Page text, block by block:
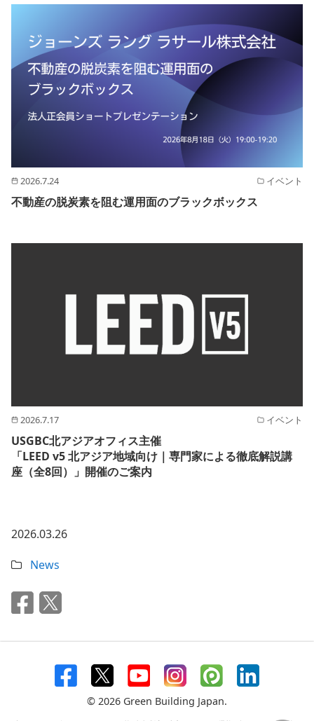
2026.7.24 イベント
不動産の脱炭素を阻む運用面のブラックボックス
2026.7.17 イベント
USGBC北アジアオフィス主催
「LEED v5 北アジア地域向け｜専門家による徹底解説講
座（全8回）」開催のご案内
2026.03.26
News
© 2026 Green Building Japan.